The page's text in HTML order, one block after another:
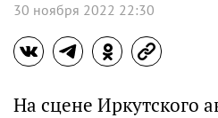
30 ноября 2022 22:30
На сцене Иркутского